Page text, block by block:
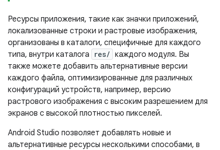
Ресурсы приложения, такие как значки приложений,
локализованные строки и растровые изображения,
организованы в каталоги, специфичные для каждого
типа, внутри каталога
res/ каждого модуля. Вы
также можете добавить альтернативные версии
каждого файла, оптимизированные для различных
конфигураций устройств, например, версию
растрового изображения с высоким разрешением для
экранов с высокой плотностью пикселей.
Android Studio позволяет добавлять новые и
альтернативные ресурсы несколькими способами, в